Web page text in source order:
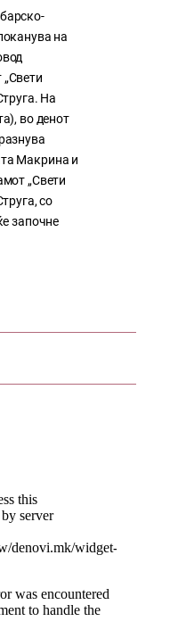
на
На
во денот
Макрина и
„Свети
со
започне